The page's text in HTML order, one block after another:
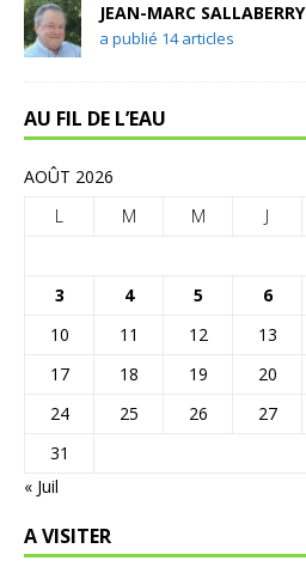
JEAN-MARC SALLABERRY
a publié 14 articles
AU FIL DE L’EAU
AOÛT 2026
L
M M J
3
4 5 6
10
11 12 13
17
18 19 20
24
25 26 27
31
« Juil
A VISITER